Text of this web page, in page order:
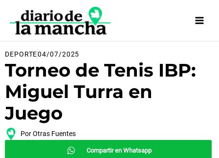
contenido
DEPORTE04/07/2025
Torneo de Tenis IBP:
Miguel Turra en
Juego
PorOtras Fuentes
Compartir en Whatsapp